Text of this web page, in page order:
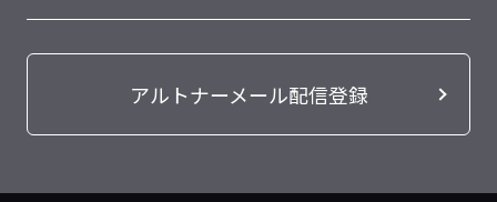
アルトナーメール配信登録